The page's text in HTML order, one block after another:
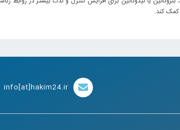
کمک کند.
info[at]hakim24.ir